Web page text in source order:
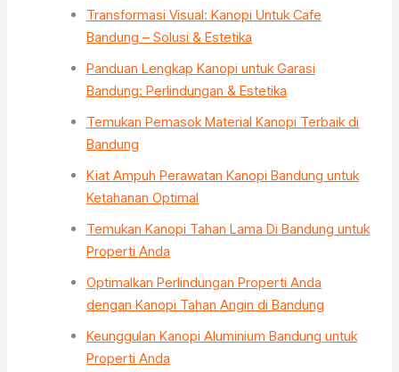
Transformasi Visual: Kanopi Untuk Cafe
Bandung – Solusi & Estetika
Panduan Lengkap Kanopi untuk Garasi
Bandung: Perlindungan & Estetika
Temukan Pemasok Material Kanopi Terbaik di
Bandung
Kiat Ampuh Perawatan Kanopi Bandung untuk
Ketahanan Optimal
Temukan Kanopi Tahan Lama Di Bandung untuk
Properti Anda
Optimalkan Perlindungan Properti Anda
dengan Kanopi Tahan Angin di Bandung
Keunggulan Kanopi Aluminium Bandung untuk
Properti Anda